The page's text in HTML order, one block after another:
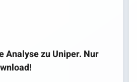
Analyse zu Uniper. Nur